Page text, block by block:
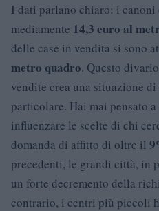
I dati parlano chiaro: i
mediamente 14,3 euro al
delle case in vendita si sono
metro quadro. Questo
vendite crea una situazione
particolare. Hai mai pensato a
influenzare le scelte di chi
domanda di affitto di oltre il
precedenti, le grandi città, in
un forte decremento della
contrario, i centri più piccoli